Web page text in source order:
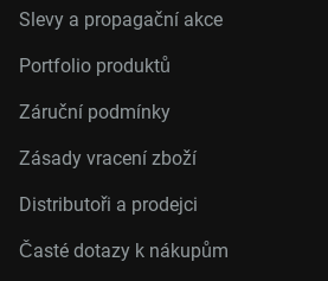
Slevy a propagační akce
Portfolio produktů
Záruční podmínky
Zásady vracení zboží
Distributoři a prodejci
Časté dotazy k nákupům